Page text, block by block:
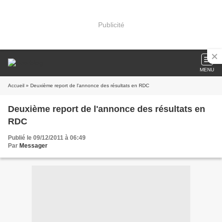
Publicité
MENU
Accueil » Deuxième report de l'annonce des résultats en RDC
Deuxième report de l'annonce des résultats en
RDC
Publié le 09/12/2011 à 06:49
Par Messager